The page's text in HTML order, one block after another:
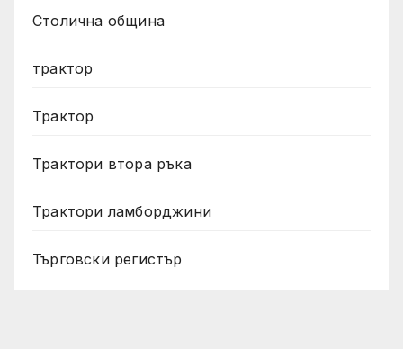
Столична община
трактор
Трактор
Трактори втора ръка
Трактори ламборджини
Търговски регистър